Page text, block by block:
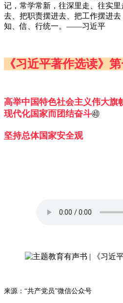
记，常学常新，往深里走、往实
去、把职责摆进去、把工作摆进去
知、信、行统一。——习近平
《习近平著作选读》
高举中国特色社会主义伟大旗
现代化国家而团结奋斗㊵
坚持总体国家安全观
来源：“共产党员”微信公众号